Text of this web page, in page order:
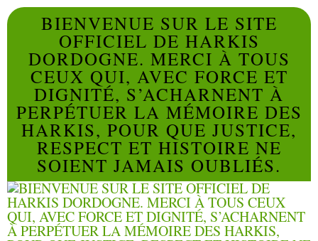
BIENVENUE SUR LE SITE
OFFICIEL DE HARKIS
DORDOGNE. MERCI À TOUS
CEUX QUI, AVEC FORCE ET
DIGNITÉ, S’ACHARNENT À
PERPÉTUER LA MÉMOIRE DES
HARKIS, POUR QUE JUSTICE,
RESPECT ET HISTOIRE NE
SOIENT JAMAIS OUBLIÉS.